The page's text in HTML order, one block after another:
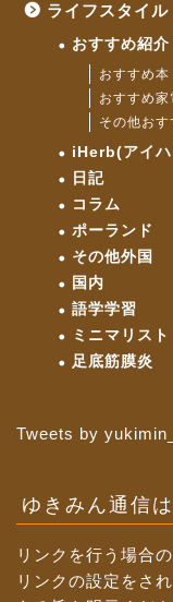
ライフスタイル
おすすめ紹介
おすすめ本
おすすめ家
その他おす
iHerb(アイハ
日記
コラム
ポーランド
その他外国
国内
語学学習
ミニマリスト
足底筋膜炎
Tweets by
ゆきみん通信
リンクを行う場合
リンクの設定をさ